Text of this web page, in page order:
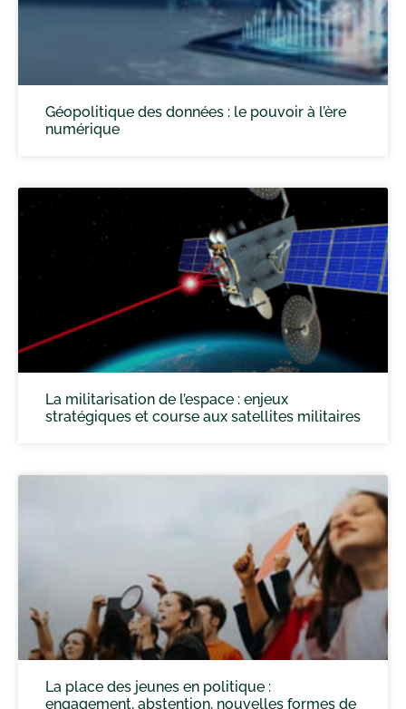
Géopolitique des données : le pouvoir à l’ère
numérique
La militarisation de l’espace : enjeux
stratégiques et course aux satellites militaires
La place des jeunes en politique :
engagement, abstention, nouvelles formes de